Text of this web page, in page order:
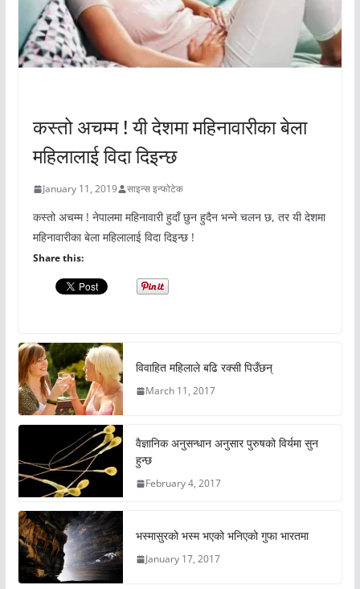
कस्तो अचम्म ! यी देशमा महिनावारीका बेला
महिलालाई विदा दिइन्छ
January 11, 2019 साइन्स इन्फोटेक
कस्तो अचम्म ! नेपालमा महिनावारी हुदाँ छुन हुदैन भन्ने चलन छ, तर यी देशमा
महिनावारीका बेला महिलालाई विदा दिइन्छ !
Share this:
विवाहित महिलाले बढि रक्सी पिउँछन्
March 11, 2017
वैज्ञानिक अनुसन्धान अनुसार पुरुषको विर्यमा सुन
हुन्छ
February 4, 2017
भस्मासुरको भस्म भएको भनिएको गुफा भारतमा
January 17, 2017